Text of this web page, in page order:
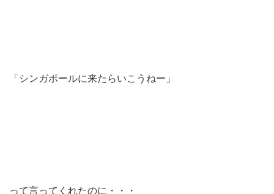
「シンガポールに来たらいこうねー」
って言ってくれたのに・・・